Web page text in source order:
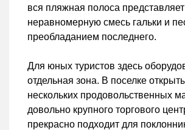
вся пляжная полоса
неравномерную смесь гальки и
преобладанием последнего.
Для юных туристов здесь
отдельная зона. В поселке
нескольких продовольственных
довольно крупного торгового
прекрасно подходит для